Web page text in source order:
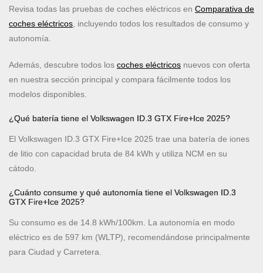
Revisa todas las pruebas de coches eléctricos en Comparativa de
coches eléctricos, incluyendo todos los resultados de consumo y
autonomía.
Además, descubre todos los coches eléctricos nuevos con oferta
en nuestra sección principal y compara fácilmente todos los
modelos disponibles.
¿Qué batería tiene el Volkswagen ID.3 GTX Fire+Ice 2025?
El Volkswagen ID.3 GTX Fire+Ice 2025 trae una batería de iones
de litio con capacidad bruta de 84 kWh y utiliza NCM en su
cátodo.
¿Cuánto consume y qué autonomía tiene el Volkswagen ID.3
GTX Fire+Ice 2025?
Su consumo es de 14.8 kWh/100km. La autonomía en modo
eléctrico es de 597 km (WLTP), recomendándose principalmente
para Ciudad y Carretera.